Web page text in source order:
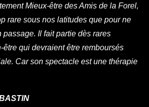
Mieux-être des Amis de la Forel,
rare sous nos latitudes que pour ne
passage. Il fait partie dès rares
être qui devraient être remboursés
Car son spectacle est une thérapie